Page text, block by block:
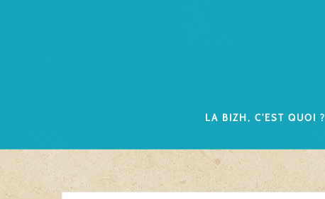
La Bizh, c’est quoi ?